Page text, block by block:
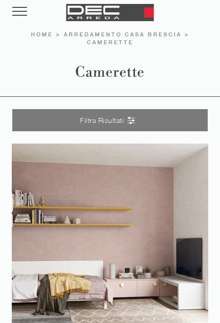
HOME > ARREDAMENTO CASA BRESCIA
>
CAMERETTE
Camerette
Filtra Risultati